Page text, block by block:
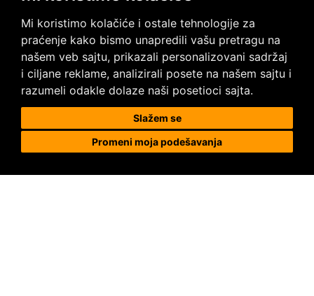
Mi koristimo kolačiće i ostale tehnologije za
praćenje kako bismo unapredili vašu pretragu na
našem veb sajtu, prikazali personalizovani sadržaj
i ciljane reklame, analizirali posete na našem sajtu i
razumeli odakle dolaze naši posetioci sajta.
Slažem se
Promeni moja podešavanja
Prodaja i ugradnja podnih obloga
Megapod d.o.o.